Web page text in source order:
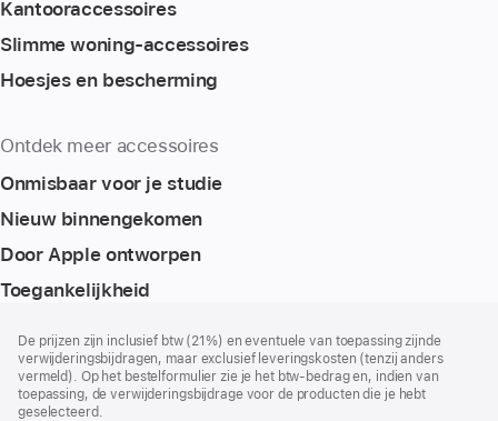
Kantoor­accessoires
Slimme woning-accessoires
Hoesjes en bescherming
Ontdek meer accessoires
Onmisbaar voor je studie
Nieuw binnengekomen
Door Apple ontworpen
Toegankelijkheid
De prijzen zijn inclusief btw (21%) en eventuele van toepassing zijnde
verwijderingsbijdragen, maar exclusief leveringskosten (tenzij anders
vermeld). Op het bestelformulier zie je het btw-bedrag en, indien van
toepassing, de verwijderingsbijdrage voor de producten die je hebt
geselecteerd.